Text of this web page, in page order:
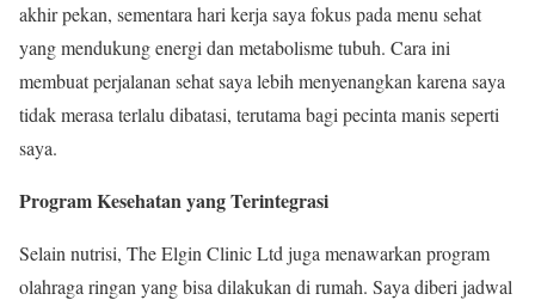
akhir pekan, sementara hari kerja saya fokus pada menu sehat
yang mendukung energi dan metabolisme tubuh. Cara ini
membuat perjalanan sehat saya lebih menyenangkan karena saya
tidak merasa terlalu dibatasi, terutama bagi pecinta manis seperti
saya.
Program Kesehatan yang Terintegrasi
Selain nutrisi, The Elgin Clinic Ltd juga menawarkan program
olahraga ringan yang bisa dilakukan di rumah. Saya diberi jadwal